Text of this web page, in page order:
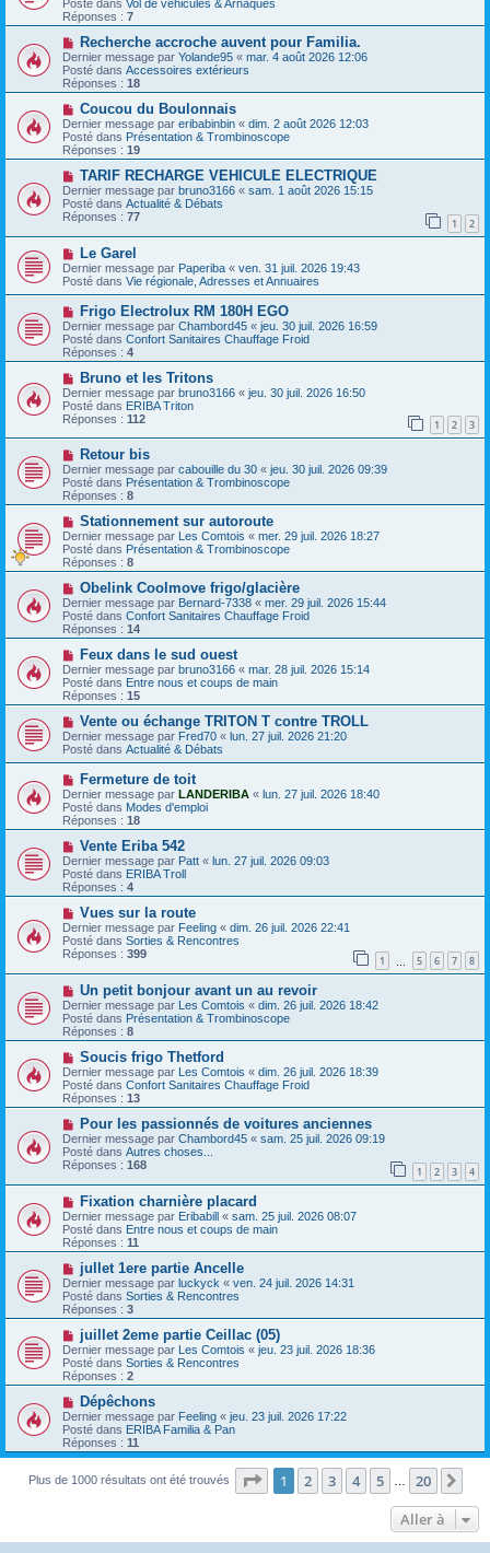
e
e
s
s
a
g
e
v
e
a
u
m
e
s
s
a
g
e
Posté dans Vol de véhicules & Arnaques
Réponses : 7
N
o
u
v
e
a
m
e
s
s
g
e
Recherche accroche auvent pour Familia.
Dernier message par Yolande95 « mar. 4 août 2026 12:06
Posté dans Accessoires extérieurs
Réponses : 18
N
o
u
v
e
a
m
e
s
s
a
g
e
Coucou du Boulonnais
Dernier message par eribabinbin « dim. 2 août 2026 12:03
Posté dans Présentation & Trombinoscope
Réponses : 19
N
o
u
v
e
a
u
m
e
s
a
g
e
TARIF RECHARGE VEHICULE ELECTRIQUE
Dernier message par bruno3166 « sam. 1 août 2026 15:15
Posté dans Actualité & Débats
Réponses : 77 1 2
N
o
u
v
e
a
u
m
e
s
a
g
e
Le Garel
Dernier message par Paperiba « ven. 31 juil. 2026 19:43
Posté dans Vie régionale, Adresses et Annuaires
N
o
u
v
e
a
u
m
e
s
s
a
g
e
Frigo Electrolux RM 180H EGO
Dernier message par Chambord45 « jeu. 30 juil. 2026 16:59
Posté dans Confort Sanitaires Chauffage Froid
Réponses : 4
N
o
u
v
e
a
m
e
s
s
a
g
e
Bruno et les Tritons
Dernier message par bruno3166 « jeu. 30 juil. 2026 16:50
Posté dans ERIBA Triton
Réponses : 112 1 2 3
N
o
u
v
e
a
u
m
e
s
s
g
e
Retour bis
Dernier message par cabouille du 30 « jeu. 30 juil. 2026 09:39
Posté dans Présentation & Trombinoscope
Réponses : 8
N
o
u
v
e
a
u
m
e
s
s
a
g
e
Stationnement sur autoroute
Dernier message par Les Comtois « mer. 29 juil. 2026 18:27
Posté dans Présentation & Trombinoscope
Réponses : 8
N
o
u
v
e
a
u
m
e
s
s
g
e
Obelink Coolmove frigo/glacière
Dernier message par Bernard-7338 « mer. 29 juil. 2026 15:44
Posté dans Confort Sanitaires Chauffage Froid
Réponses : 14
N
o
u
v
e
a
u
m
e
s
s
a
g
e
Feux dans le sud ouest
Dernier message par bruno3166 « mar. 28 juil. 2026 15:14
Posté dans Entre nous et coups de main
Réponses : 15
N
o
u
e
a
u
m
e
s
a
g
e
Vente ou échange TRITON T contre TROLL
Dernier message par Fred70 « lun. 27 juil. 2026 21:20
Posté dans Actualité & Débats
N
o
u
v
e
a
u
m
e
s
s
g
e
Fermeture de toit
Dernier message par LANDERIBA « lun. 27 juil. 2026 18:40
Posté dans Modes d'emploi
Réponses : 18
N
o
u
v
e
a
u
m
e
s
s
a
g
e
Vente Eriba 542
Dernier message par Patt « lun. 27 juil. 2026 09:03
Posté dans ERIBA Troll
Réponses : 4
N
o
u
v
e
a
u
m
e
s
s
a
g
e
Vues sur la route
Dernier message par Feeling « dim. 26 juil. 2026 22:41
Posté dans Sorties & Rencontres
Réponses : 399 1 5 6 7 8
N
o
u
v
e
a
u
m
e
s
s
a
g
e
Un petit bonjour avant un au revoir
Dernier message par Les Comtois « dim. 26 juil. 2026 18:42
Posté dans Présentation & Trombinoscope
Réponses : 8
N
o
u
v
e
a
u
m
e
s
s
a
g
e
Soucis frigo Thetford
Dernier message par Les Comtois « dim. 26 juil. 2026 18:39
Posté dans Confort Sanitaires Chauffage Froid
Réponses : 13
N
o
u
v
e
a
u
m
e
s
s
a
g
e
Pour les passionnés de voitures anciennes
Dernier message par Chambord45 « sam. 25 juil. 2026 09:19
Posté dans Autres choses...
Réponses : 168 1 2 3 4
N
o
u
v
e
a
u
m
e
s
s
a
g
e
Fixation charnière placard
Dernier message par Eribabill « sam. 25 juil. 2026 08:07
Posté dans Entre nous et coups de main
Réponses : 11
N
o
u
v
e
a
u
m
e
s
s
a
g
e
jullet 1ere partie Ancelle
Dernier message par luckyck « ven. 24 juil. 2026 14:31
Posté dans Sorties & Rencontres
Réponses : 3
N
o
u
v
e
a
u
m
e
s
a
juillet 2eme partie Ceillac (05)
Dernier message par Les Comtois « jeu. 23 juil. 2026 18:36
Posté dans Sorties & Rencontres
Réponses : 2
N
o
u
v
e
u
a
Dépêchons
Dernier message par Feeling « jeu. 23 juil. 2026 17:22
Posté dans ERIBA Familia & Pan
Réponses : 11
Plus de 1000 résultats ont été trouvés Page 1sur20
1 2 3 4 5 20
Aller à